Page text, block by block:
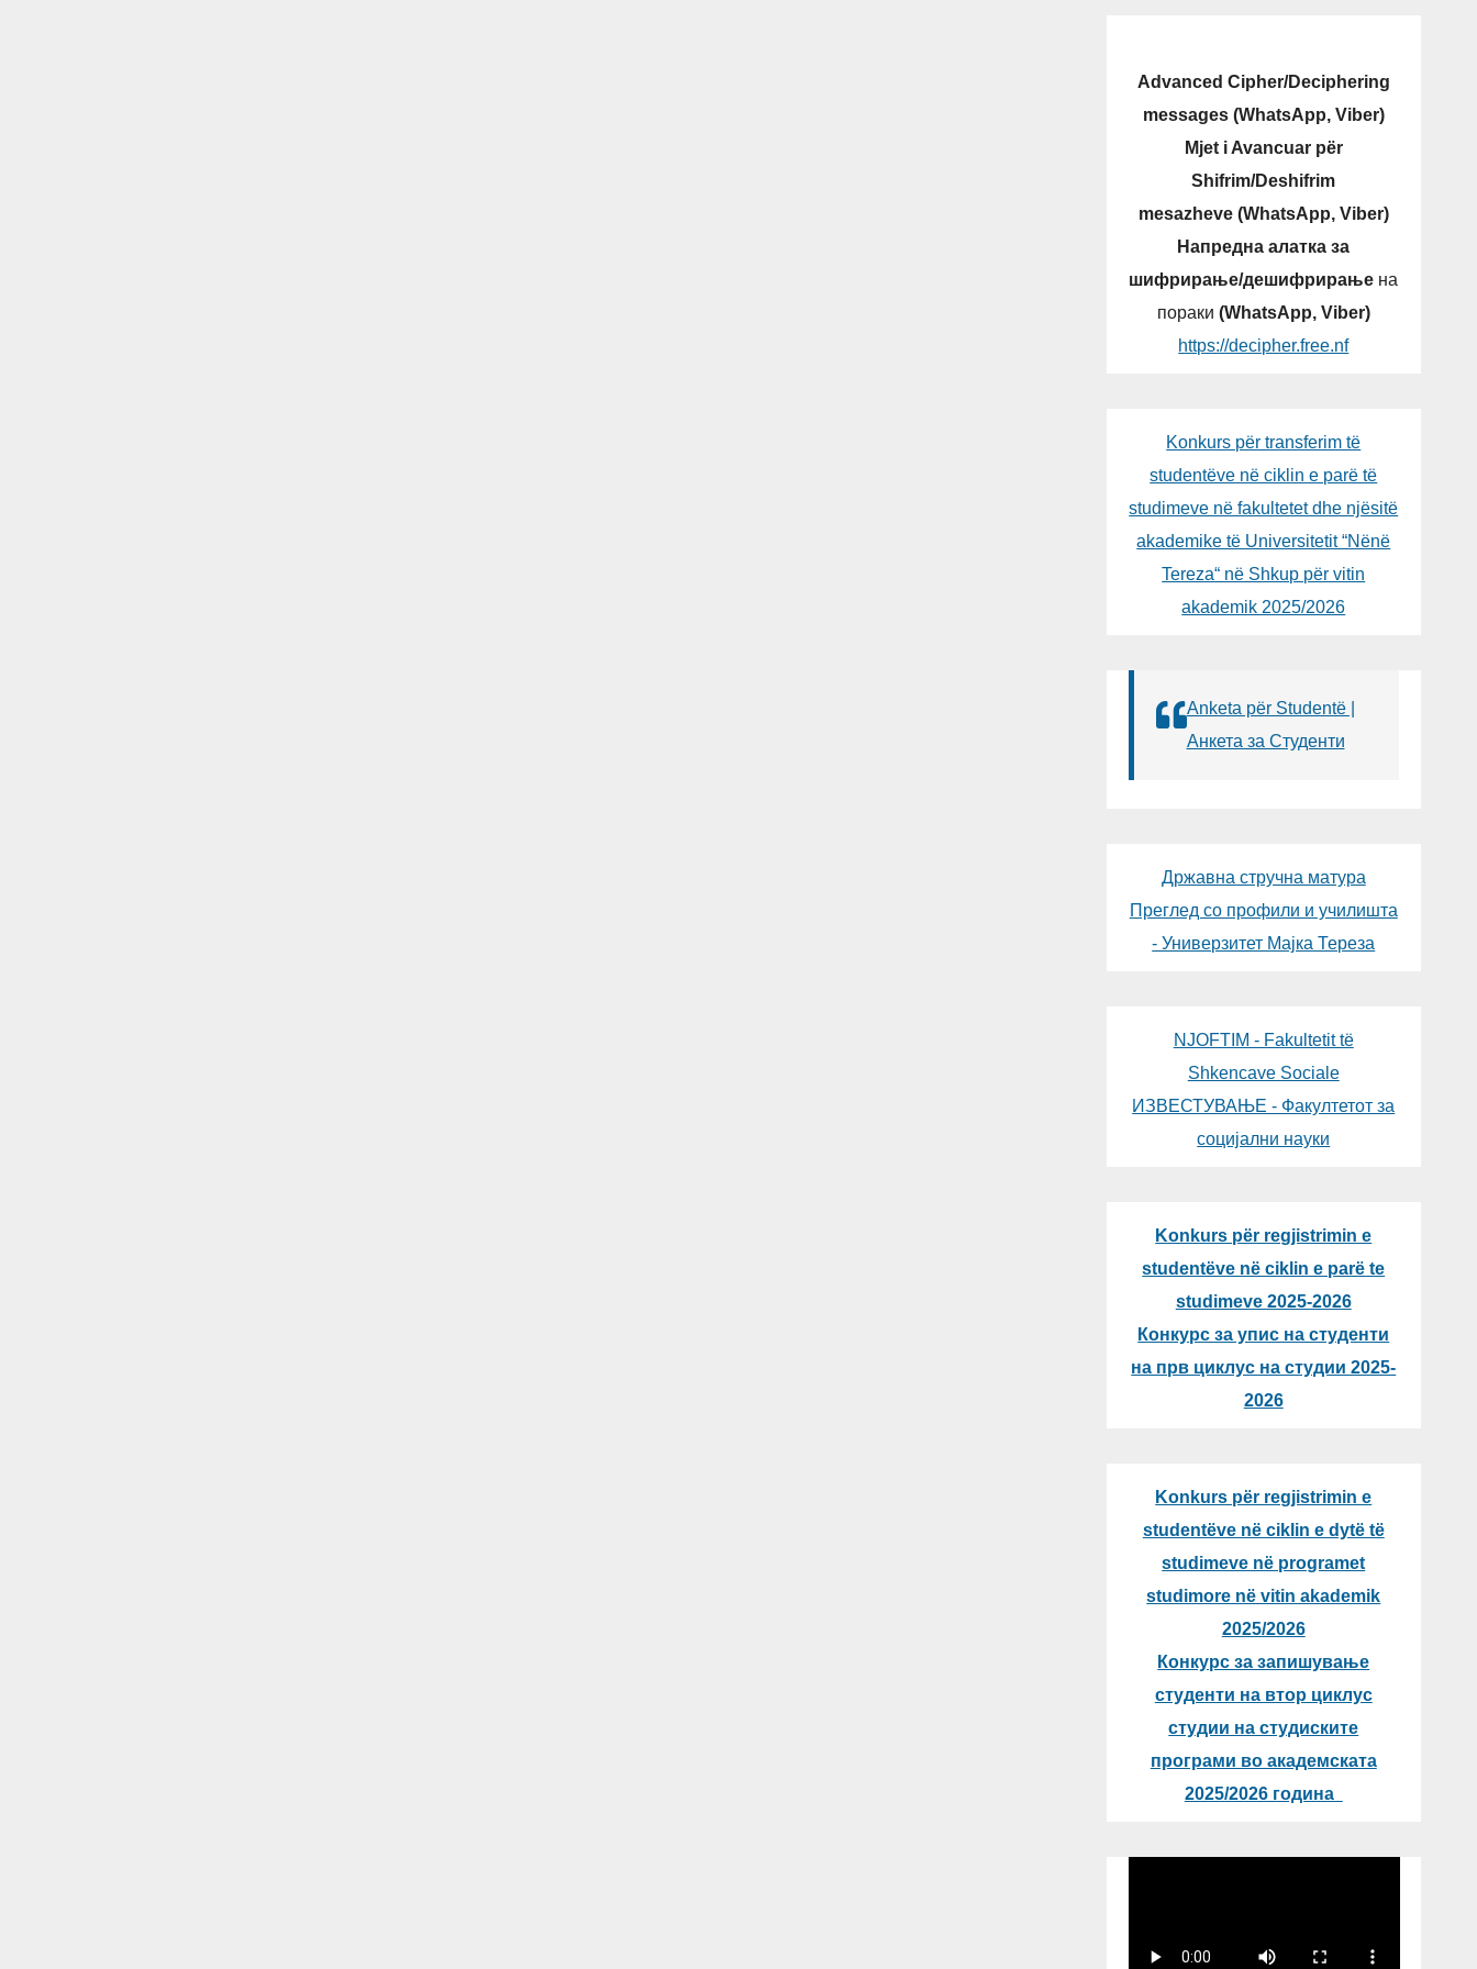
Advanced Cipher/Deciphering
messages (WhatsApp, Viber)
Mjet i Avancuar për
Shifrim/Deshifrim
mesazheve (WhatsApp, Viber)
Напредна алатка за
шифрирање/дешифрирање на
пораки (WhatsApp, Viber)
https://decipher.free.nf
Konkurs për transferim të
studentëve në ciklin e parë të
studimeve në fakultetet dhe njësitë
akademike të Universitetit “Nënë
Tereza“ në Shkup për vitin
akademik 2025/2026
Anketa për Studentë |
Анкета за Студенти
Државна стручна матура
Преглед со профили и училишта
- Универзитет Мајка Тереза
NJOFTIM - Fakultetit të
Shkencave Sociale
ИЗВЕСТУВАЊЕ - Факултетот за
социјални науки
Konkurs për regjistrimin e
studentëve në ciklin e parë te
studimeve 2025-2026
Конкурс за упис на студенти
на прв циклус на студии 2025-
2026
Konkurs për regjistrimin e
studentëve në ciklin e dytë të
studimeve në programet
studimore në vitin akademik
2025/2026
Конкурс за запишување
студенти на втор циклус
студии на студиските
програми во академската
2025/2026 година